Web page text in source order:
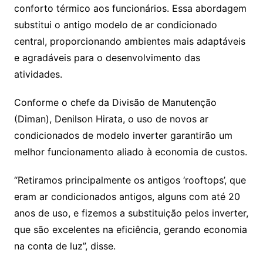
conforto térmico aos funcionários. Essa abordagem
substitui o antigo modelo de ar condicionado
central, proporcionando ambientes mais adaptáveis
e agradáveis para o desenvolvimento das
atividades.
Conforme o chefe da Divisão de Manutenção
(Diman), Denilson Hirata, o uso de novos ar
condicionados de modelo inverter garantirão um
melhor funcionamento aliado à economia de custos.
“Retiramos principalmente os antigos ‘rooftops’, que
eram ar condicionados antigos, alguns com até 20
anos de uso, e fizemos a substituição pelos inverter,
que são excelentes na eficiência, gerando economia
na conta de luz”, disse.